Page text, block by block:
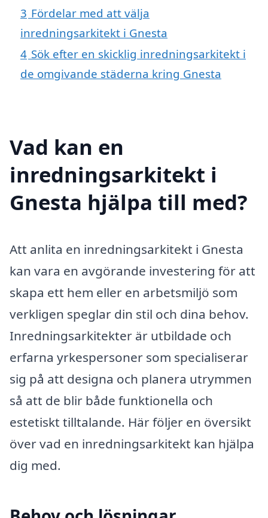
3 Fördelar med att välja
inredningsarkitekt i Gnesta
4 Sök efter en skicklig inredningsarkitekt i
de omgivande städerna kring Gnesta
Vad kan en
inredningsarkitekt i
Gnesta hjälpa till med?
Att anlita en inredningsarkitekt i Gnesta
kan vara en avgörande investering för att
skapa ett hem eller en arbetsmiljö som
verkligen speglar din stil och dina behov.
Inredningsarkitekter är utbildade och
erfarna yrkespersoner som specialiserar
sig på att designa och planera utrymmen
så att de blir både funktionella och
estetiskt tilltalande. Här följer en översikt
över vad en inredningsarkitekt kan hjälpa
dig med.